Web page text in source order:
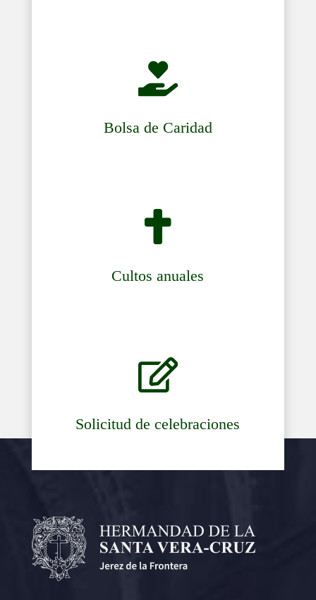

Bolsa de Caridad

Cultos anuales

Solicitud de celebraciones